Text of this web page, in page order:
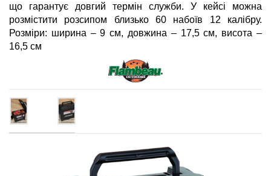
що гарантує довгий термін служби. У кейсі можна
розмістити розсипом близько 60 набоїв 12 калібру.
Розміри: ширина – 9 см, довжина – 17,5 см, висота –
16,5 см